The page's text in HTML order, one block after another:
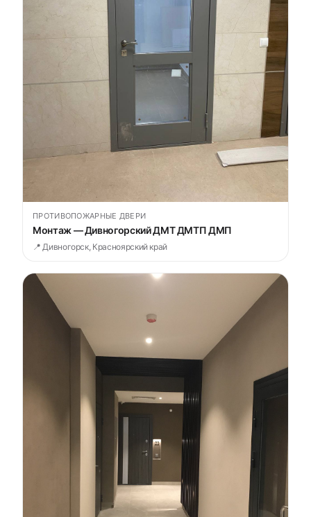
ПРОТИВОПОЖАРНЫЕ ДВЕРИ
Монтаж — Дивногорский ДМТ ДМТП ДМП
📍 Дивногорск, Красноярский край